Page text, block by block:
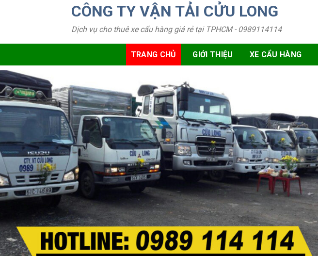
CÔNG TY VẬN TẢI CỬU LONG
Dịch vụ cho thuê xe cẩu hàng giá rẻ tại TPHCM - 0989114114
TRANG CHỦ GIỚI THIỆU XE CẨU HÀNG